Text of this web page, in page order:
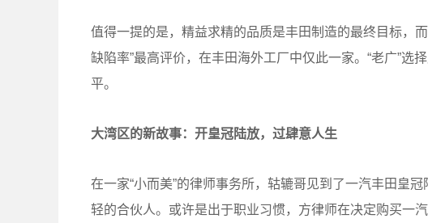
值得一提的是，精益求精的品质是丰田制造的最终目标，
缺陷率”最高评价，在丰田海外工厂中仅此一家。“老广”选
平。
大湾区的新故事：开皇冠陆放，过肆意人生
在一家“小而美”的律师事务所，轱辘哥见到了一汽丰田皇
轻的合伙人。或许是出于职业习惯，方律师在决定购买一